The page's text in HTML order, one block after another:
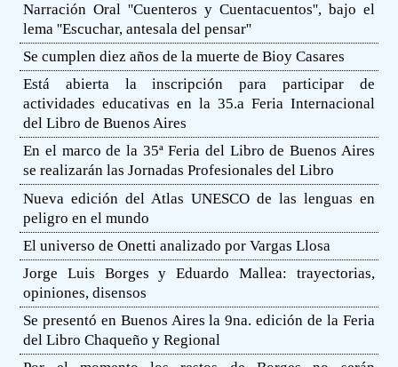
Narración Oral ''Cuenteros y Cuentacuentos'', bajo el
lema ''Escuchar, antesala del pensar''
Se cumplen diez años de la muerte de Bioy Casares
Está abierta la inscripción para participar de
actividades educativas en la 35.a Feria Internacional
del Libro de Buenos Aires
En el marco de la 35ª Feria del Libro de Buenos Aires
se realizarán las Jornadas Profesionales del Libro
Nueva edición del Atlas UNESCO de las lenguas en
peligro en el mundo
El universo de Onetti analizado por Vargas Llosa
Jorge Luis Borges y Eduardo Mallea: trayectorias,
opiniones, disensos
Se presentó en Buenos Aires la 9na. edición de la Feria
del Libro Chaqueño y Regional